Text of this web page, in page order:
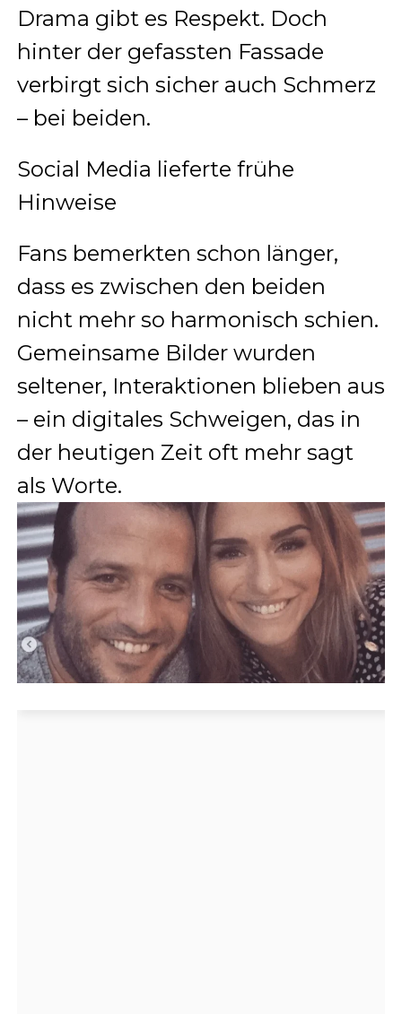
Drama gibt es Respekt. Doch
hinter der gefassten Fassade
verbirgt sich sicher auch Schmerz
– bei beiden.
Social Media lieferte frühe
Hinweise
Fans bemerkten schon länger,
dass es zwischen den beiden
nicht mehr so harmonisch schien.
Gemeinsame Bilder wurden
seltener, Interaktionen blieben aus
– ein digitales Schweigen, das in
der heutigen Zeit oft mehr sagt
als Worte.